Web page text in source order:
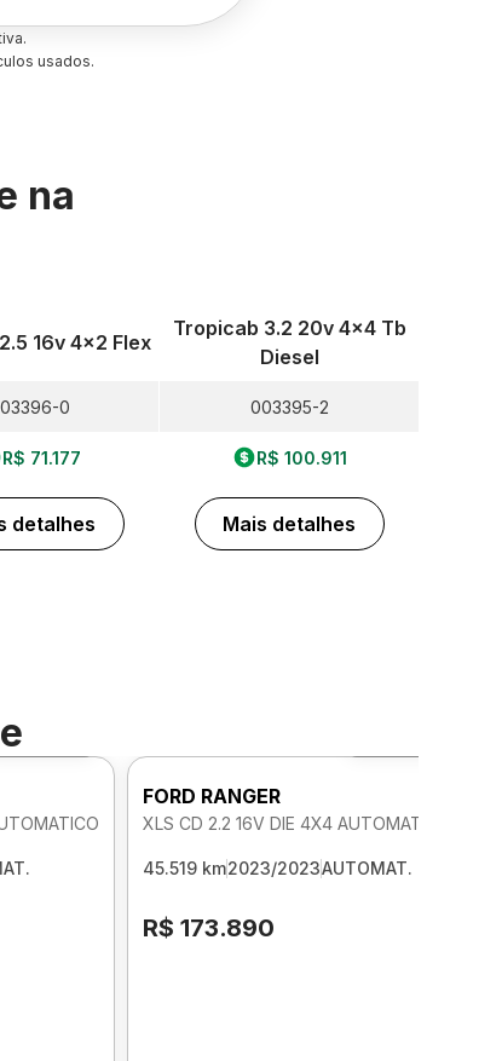
usados.
na
16v 4x2 Flex
0
R$ 71.177
detalhes
Tropicab 3.2 20v 4x4 Tb
Diesel
003395-2
R$ 100.911
Mais detalhes
Foto 360º
FORD RANGER
XLS CD 2.2 16V DIE 4X4 AUTOMATICO
45.519 km2023/2023AUTOMAT.
R$ 173.890